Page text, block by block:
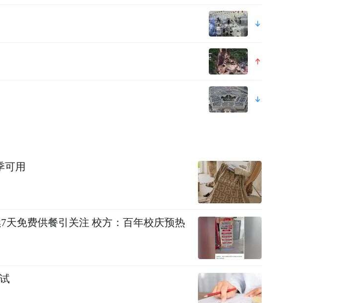
的显著成就，肯定了“中文+职业技能”项目对高素质技
“中文+职业技能”项目的落地实施，为埃塞俄比亚培养
可用
免费供餐引关注 校方：百年校庆预热